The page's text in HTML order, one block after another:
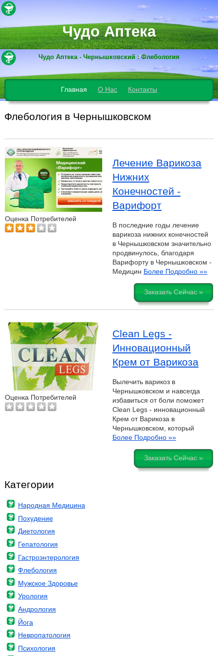
Чудо Аптека
Чудо Аптека - Чернышковский : Флебология
Главная О Нас Контакты
Флебология в Чернышковском
Оценка Потребителей
Лечение Варикоза
Нижних
Конечностей -
Варифорт
В последние годы лечение
варикоза нижних конечностей
в Чернышковском значительно
продвинулось, благодаря
Варифорту в Чернышковском -
Медицин Более Подробно »»
Заказать Сейчас »
Оценка Потребителей
Clean Legs -
Инновационный
Крем от Варикоза
Вылечить варикоз в
Чернышковском и навсегда
избавиться от боли поможет
Clean Legs - инновационный
Крем от Варикоза в
Чернышковском, который
Более Подробно »»
Заказать Сейчас »
Категории
Народная Медицина
Похудение
Диетология
Гепатология
Гастроэнтерология
Флебология
Мужское Здоровье
Урология
Андрология
Йога
Невропатология
Психология